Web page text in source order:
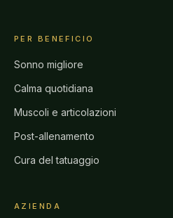
PER BENEFICIO
Sonno migliore
Calma quotidiana
Muscoli e articolazioni
Post-allenamento
Cura del tatuaggio
AZIENDA